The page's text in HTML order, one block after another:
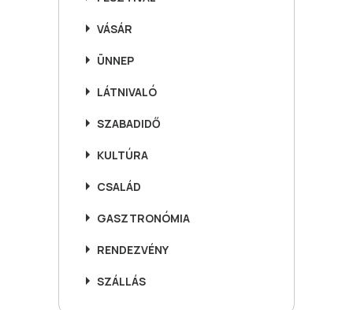
VÁSÁR
ÜNNEP
LÁTNIVALÓ
SZABADIDŐ
KULTÚRA
CSALÁD
GASZTRONÓMIA
RENDEZVÉNY
SZÁLLÁS